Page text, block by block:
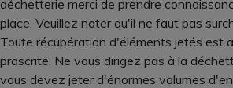
déchetterie merci de prendre
place. Veuillez noter qu'il ne faut pas
Toute récupération d'éléments jetés est
proscrite. Ne vous dirigez pas à la
vous devez jeter d'énormes volumes